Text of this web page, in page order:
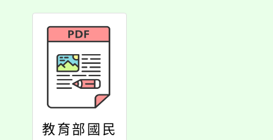
教育部國民